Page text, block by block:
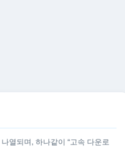
열되며, 하나같이 “고속 다운로